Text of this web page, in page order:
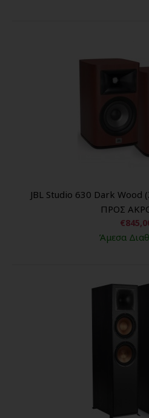
JBL Studio 630 Dark
ΠΡΟΣ
Άμεσα